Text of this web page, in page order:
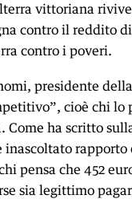
vittoriana
contro il reddito
contro i poveri.
presidente
cioè chi lo
ha scritto
pensa che 452
sia legittimo